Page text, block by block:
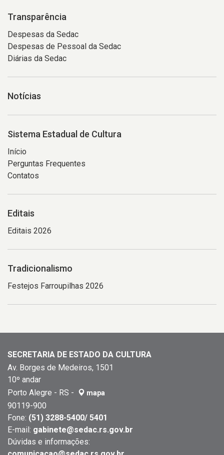
Transparência
Despesas da Sedac
Despesas de Pessoal da Sedac
Diárias da Sedac
Notícias
Sistema Estadual de Cultura
Início
Perguntas Frequentes
Contatos
Editais
Editais 2026
Tradicionalismo
Festejos Farroupilhas 2026
SECRETARIA DE ESTADO DA CULTURA
Av. Borges de Medeiros, 1501
10º andar
Porto Alegre - RS -
mapa
90119-900
Fone: (51) 3288-5400/ 5401
E-mail: gabinete@sedac.rs.gov.br
Dúvidas e informações: